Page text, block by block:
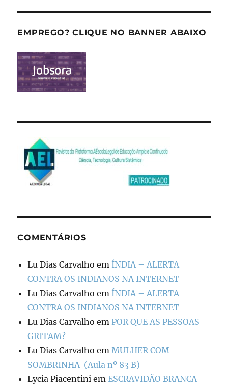
EMPREGO? CLIQUE NO BANNER ABAIXO
COMENTÁRIOS
Lu Dias Carvalho em ÍNDIA – ALERTA
CONTRA OS INDIANOS NA INTERNET
Lu Dias Carvalho em ÍNDIA – ALERTA
CONTRA OS INDIANOS NA INTERNET
Lu Dias Carvalho emPOR QUE AS PESSOAS
GRITAM?
Lu Dias Carvalho emMULHER COM
SOMBRINHA (Aula nº 83 B)
Lycia Piacentini emESCRAVIDÃO BRANCA